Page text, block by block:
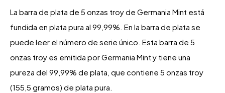
La barra de plata de 5 onzas troy de Germania Mint está
fundida en plata pura al 99,99%. En la barra de plata se
puede leer el número de serie único. Esta barra de 5
onzas troy es emitida por Germania Mint y tiene una
pureza del 99,99% de plata, que contiene 5 onzas troy
(155,5 gramos) de plata pura.